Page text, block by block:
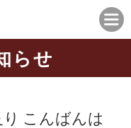
らせ
こんばんは